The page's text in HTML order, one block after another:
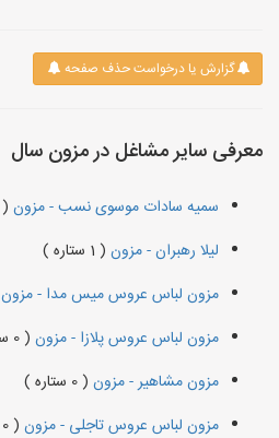
گزارش یا درخواست حذف صفحه
معرفی سایر مشاغل در مزون سال
سمیه سادات موسوی نسب - مزون ( 2 ستاره )
لیلا رهبران - مزون ( 1 ستاره )
مزون لباس عروس میس مدا - مزون
مزون لباس عروس پلازا - مزون ( 0 ستاره )
مزون مشاهیر - مزون ( 0 ستاره )
مزون لباس عروس تاجلی - مزون ( 0 ستاره )